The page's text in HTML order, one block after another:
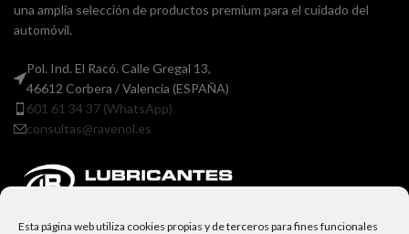
Esta página web utiliza cookies propias y de terceros para fines funcionales
una amplia selección de productos premium para el cuidado del
automóvil.
Pol. Ind. El Racó. Calle Gregal 13,
46612 Corbera / Valencia (ESPAÑA)
601 61 34 37 (WhatsApp)
consultas@ravenol.es